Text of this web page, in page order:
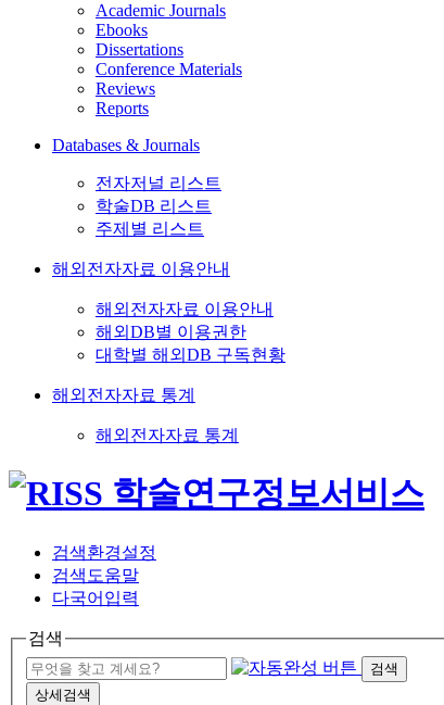
Academic Journals
Ebooks
Dissertations
Conference Materials
Reviews
Reports
Databases & Journals
전자저널 리스트
학술DB 리스트
주제별 리스트
해외전자자료 이용안내
해외전자자료 이용안내
해외DB별 이용권한
대학별 해외DB 구독현황
해외전자자료 통계
해외전자자료 통계
검색환경설정
검색도움말
다국어입력
검색
검색
상세검색